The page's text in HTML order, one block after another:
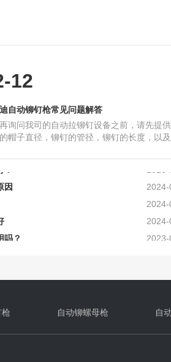
12
自动铆钉枪常见问题解答
询问我司的自动拉铆钉设备之前，请先提
帽子直径，铆钉的管径，铆钉的长度，以
的东西，那就选择
么呢？
2025-
2022-
2024-
2024-
2024-
？
什么
枪 自动铆螺母枪 自